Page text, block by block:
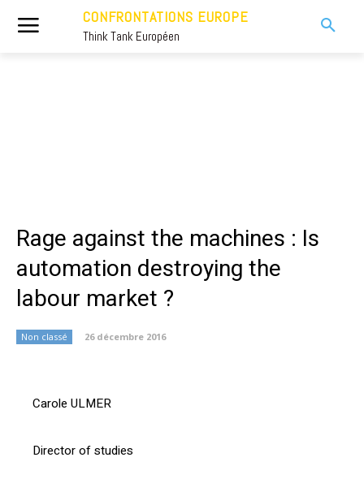
CONFRONTATIONS EUROPE
Think Tank Européen
Rage against the machines : Is
automation destroying the
labour market ?
Non classé 26 décembre 2016
Carole ULMER
Director of studies